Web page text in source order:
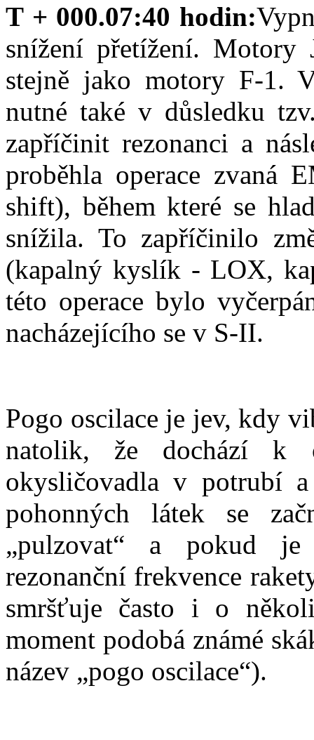
T + 000.07:40 hodin:
snížení přetížení. Motory
stejně jako motory F-1.
nutné také v důsledku
zapříčinit rezonanci a
proběhla operace zvaná
shift), během které se
snížila. To zapříčinilo
(kapalný kyslík - LOX,
této operace bylo
nacházejícího se v S-II.
Pogo oscilace je jev, kdy
natolik, že dochází k
okysličovadla v potrubí
pohonných látek se
„pulzovat“ a pokud
rezonanční frekvence
smršťuje často i o
moment podobá známé
název „pogo oscilace“).